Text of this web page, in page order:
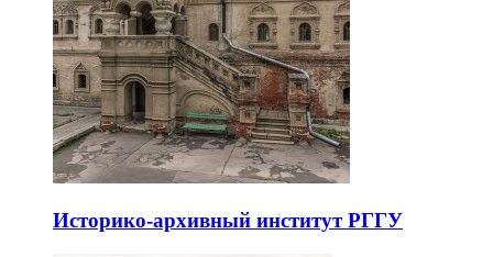
Историко-архивный институт РГГУ